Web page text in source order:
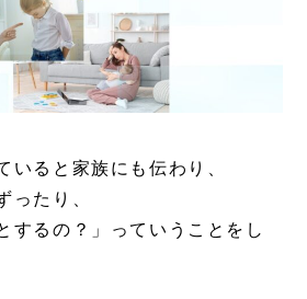
いると家族にも伝わり、
ったり、
するの？」っていうことをし